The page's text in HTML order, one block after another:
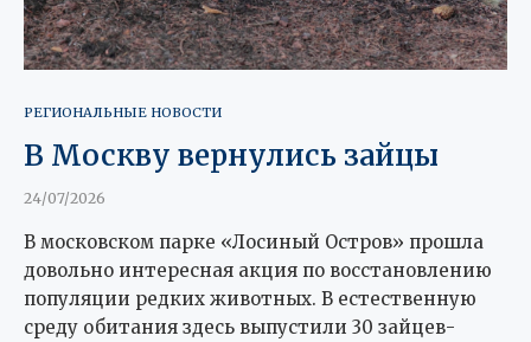
РЕГИОНАЛЬНЫЕ НОВОСТИ
В Москву вернулись зайцы
24/07/2026
В московском парке «Лосиный Остров» прошла
довольно интересная акция по восстановлению
популяции редких животных. В естественную
среду обитания здесь выпустили 30 зайцев-